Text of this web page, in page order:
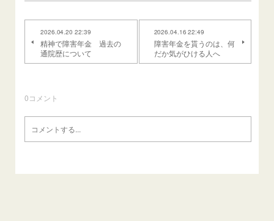
2026.04.20 22:39
精神で障害年金 過去の
通院歴について
2026.04.16 22:49
障害年金を貰うのは、何
だか気がひける人へ
0コメント